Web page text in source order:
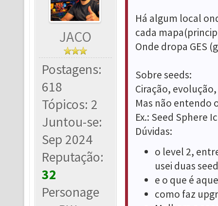
JACO
Postagens:
618
Tópicos: 2
Juntou-se:
Sep 2024
Reputação:
32
Personage
Há algum local
cada
Onde dropa GES
Sobre seeds:
Ciração,
Mas não entendo
Ex.: Seed Sphere
Dúvidas:
o level 2,
usei duas
e o que é
como faz